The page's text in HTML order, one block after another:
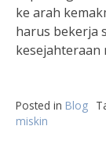
ke arah
harus bekerja
kesejahteraan
Posted in Blog
miskin